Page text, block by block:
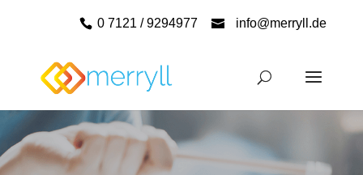
0 7121 / 9294977 info@merryll.de